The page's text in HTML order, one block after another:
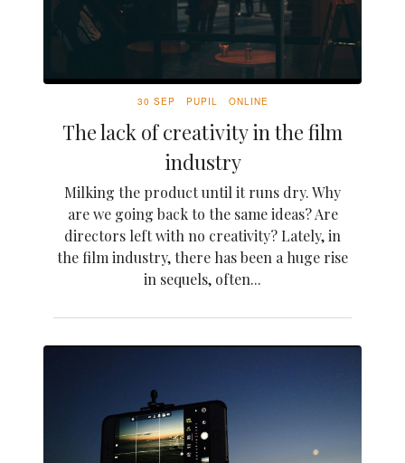
30 SEP PUPIL ONLINE
The lack of creativity in the film
industry
Milking the product until it runs dry. Why
are we going back to the same ideas? Are
directors left with no creativity? Lately, in
the film industry, there has been a huge rise
in sequels, often...